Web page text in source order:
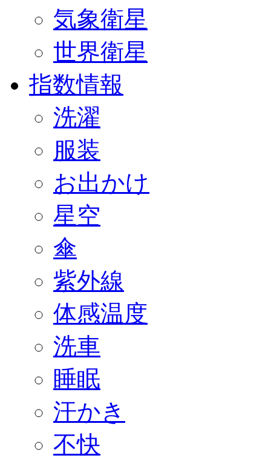
気象衛星
世界衛星
指数情報
洗濯
服装
お出かけ
星空
傘
紫外線
体感温度
洗車
睡眠
汗かき
不快